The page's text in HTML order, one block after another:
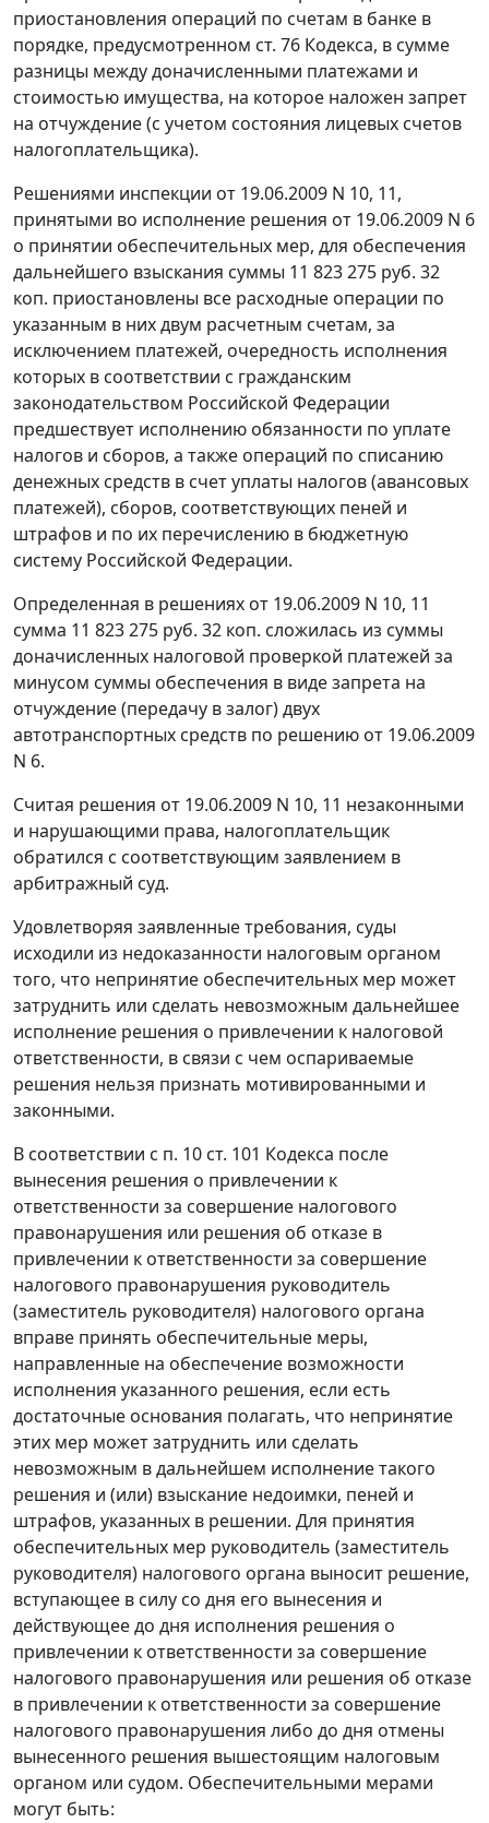
приостановления операций по счетам в банке в
порядке, предусмотренном ст. 76 Кодекса, в сумме
разницы между доначисленными платежами и
стоимостью имущества, на которое наложен запрет
на отчуждение (с учетом состояния лицевых счетов
налогоплательщика).
Решениями инспекции от 19.06.2009 N 10, 11,
принятыми во исполнение решения от 19.06.2009 N 6
о принятии обеспечительных мер, для обеспечения
дальнейшего взыскания суммы 11 823 275 руб. 32
коп. приостановлены все расходные операции по
указанным в них двум расчетным счетам, за
исключением платежей, очередность исполнения
которых в соответствии с гражданским
законодательством Российской Федерации
предшествует исполнению обязанности по уплате
налогов и сборов, а также операций по списанию
денежных средств в счет уплаты налогов (авансовых
платежей), сборов, соответствующих пеней и
штрафов и по их перечислению в бюджетную
систему Российской Федерации.
Определенная в решениях от 19.06.2009 N 10, 11
сумма 11 823 275 руб. 32 коп. сложилась из суммы
доначисленных налоговой проверкой платежей за
минусом суммы обеспечения в виде запрета на
отчуждение (передачу в залог) двух
автотранспортных средств по решению от 19.06.2009
N 6.
Считая решения от 19.06.2009 N 10, 11 незаконными
и нарушающими права, налогоплательщик
обратился с соответствующим заявлением в
арбитражный суд.
Удовлетворяя заявленные требования, суды
исходили из недоказанности налоговым органом
того, что непринятие обеспечительных мер может
затруднить или сделать невозможным дальнейшее
исполнение решения о привлечении к налоговой
ответственности, в связи с чем оспариваемые
решения нельзя признать мотивированными и
законными.
В соответствии с п. 10 ст. 101 Кодекса после
вынесения решения о привлечении к
ответственности за совершение налогового
правонарушения или решения об отказе в
привлечении к ответственности за совершение
налогового правонарушения руководитель
(заместитель руководителя) налогового органа
вправе принять обеспечительные меры,
направленные на обеспечение возможности
исполнения указанного решения, если есть
достаточные основания полагать, что непринятие
этих мер может затруднить или сделать
невозможным в дальнейшем исполнение такого
решения и (или) взыскание недоимки, пеней и
штрафов, указанных в решении. Для принятия
обеспечительных мер руководитель (заместитель
руководителя) налогового органа выносит решение,
вступающее в силу со дня его вынесения и
действующее до дня исполнения решения о
привлечении к ответственности за совершение
налогового правонарушения или решения об отказе
в привлечении к ответственности за совершение
налогового правонарушения либо до дня отмены
вынесенного решения вышестоящим налоговым
органом или судом. Обеспечительными мерами
могут быть: